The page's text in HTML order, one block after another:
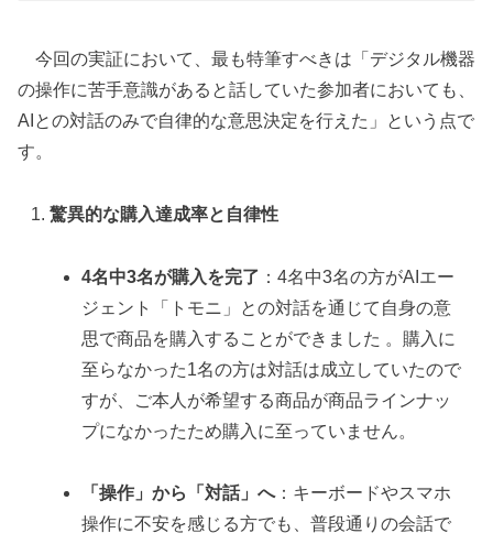
今回の実証において、最も特筆すべきは「デジタル機器
の操作に苦手意識があると話していた参加者においても、
AIとの対話のみで自律的な意思決定を行えた」という点で
す。
驚異的な購入達成率と自律性
4名中3名が購入を完了 ：4名中3名の方がAIエー
ジェント「トモニ」との対話を通じて自身の意
思で商品を購入することができました 。購入に
至らなかった1名の方は対話は成立していたので
すが、ご本人が希望する商品が商品ラインナッ
プになかったため購入に至っていません。
「操作」から「対話」へ：キーボードやスマホ
操作に不安を感じる方でも、普段通りの会話で